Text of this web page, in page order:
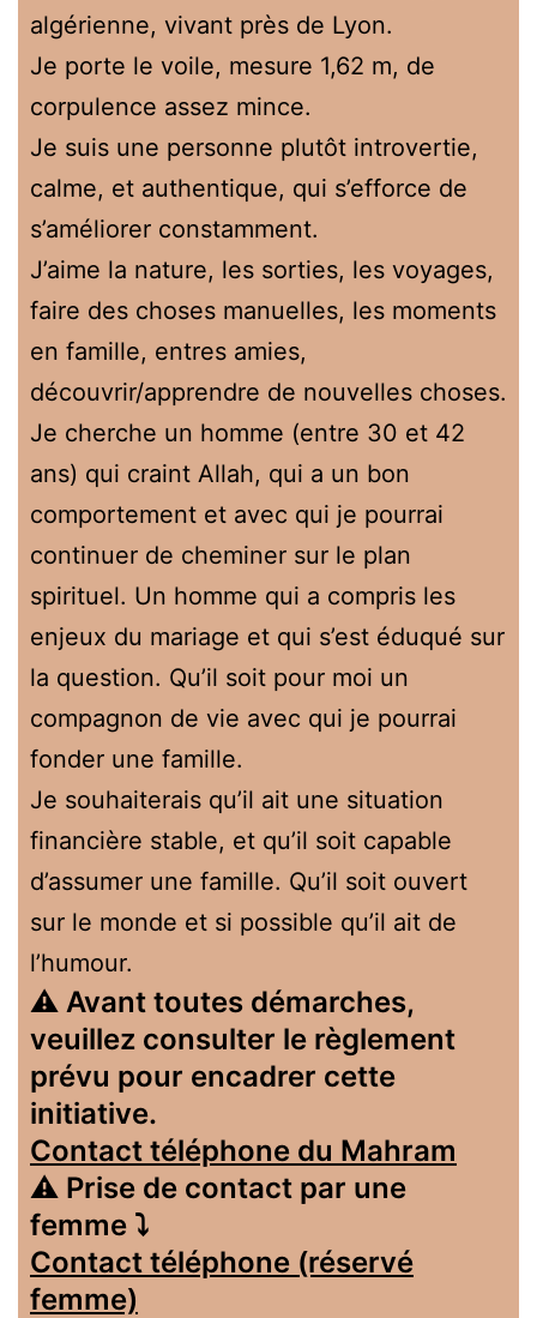
algérienne, vivant près de Lyon.
Je porte le voile, mesure 1,62 m, de
corpulence assez mince.
Je suis une personne plutôt introvertie,
calme, et authentique, qui s’efforce de
s’améliorer constamment.
J’aime la nature, les sorties, les voyages,
faire des choses manuelles, les moments
en famille, entres amies,
découvrir/apprendre de nouvelles choses.
Je cherche un homme (entre 30 et 42
ans) qui craint Allah, qui a un bon
comportement et avec qui je pourrai
continuer de cheminer sur le plan
spirituel. Un homme qui a compris les
enjeux du mariage et qui s’est éduqué sur
la question. Qu’il soit pour moi un
compagnon de vie avec qui je pourrai
fonder une famille.
Je souhaiterais qu’il ait une situation
financière stable, et qu’il soit capable
d’assumer une famille. Qu’il soit ouvert
sur le monde et si possible qu’il ait de
l’humour.
⚠️ Avant toutes démarches,
veuillez consulter le règlement
prévu pour encadrer cette
initiative.
Contact téléphone du Mahram
⚠️ Prise de contact par une
femme ⤵️
Contact téléphone (réservé
femme)